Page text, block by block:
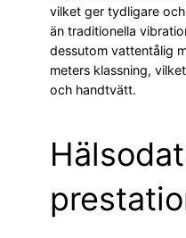
vilket ger tydligare
än traditionella
dessutom vattentålig
meters klassning,
och handtvätt.